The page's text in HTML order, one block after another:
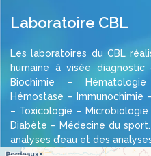
Laboratoire CBL
Les laboratoires du CBL
humaine à visée
Biochimie –
Hémostase – Immunochimie
– Toxicologie –
Diabète – Médecine du
analyses d’eau et des